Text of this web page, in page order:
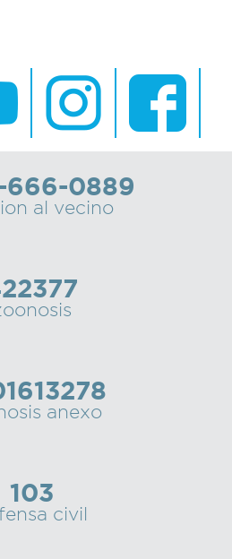
0889
al vecino
anexo
103
civil